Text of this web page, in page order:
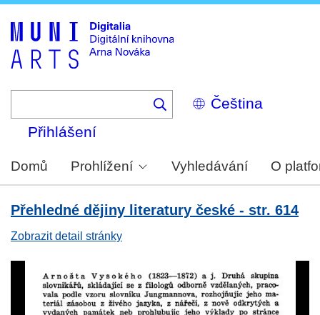
Select
your
Přihlášení
Domů Prohlížení Vyhledávání O
Přehledné dějiny literatury české - str. 614
Zobrazit detail stránky